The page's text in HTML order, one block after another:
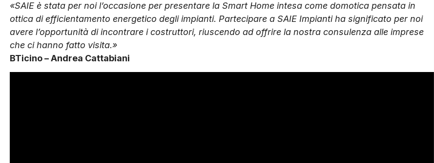
«SAIE è stata per noi l’occasione per presentare la Smart Home intesa come domotica pensata in
ottica di efficientamento energetico degli impianti. Partecipare a SAIE Impianti ha significato per noi
avere l’opportunità di incontrare i costruttori, riuscendo ad offrire la nostra consulenza alle imprese
che ci hanno fatto visita.»
BTicino – Andrea Cattabiani